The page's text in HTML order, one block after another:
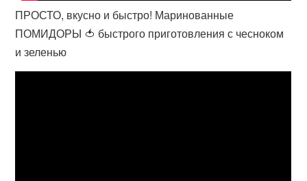
ПРОСТО, вкусно и быстро! Маринованные
ПОМИДОРЫ 🍅 быстрого приготовления с чесноком
и зеленью